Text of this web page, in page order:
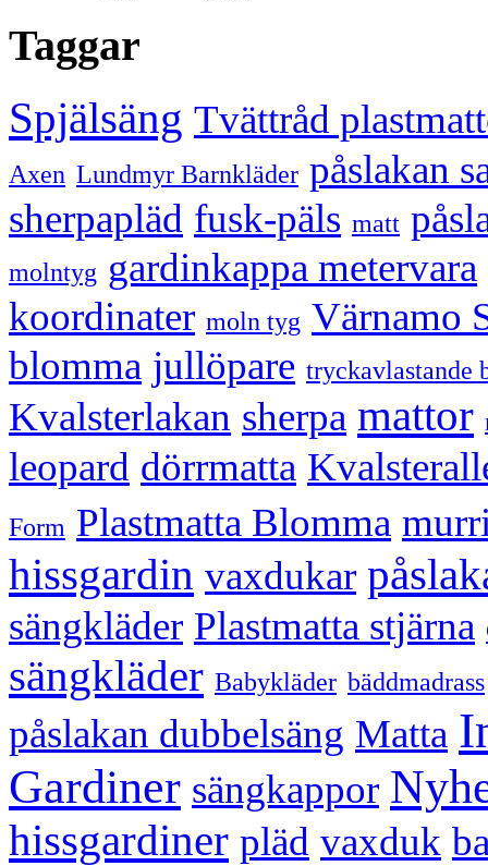
Taggar
Spjälsäng Tvättråd
Axen Lundmyr Barnkläder påslakan
sherpapläd fusk-päls matt
molntyg gardinkappa metervara
koordinater moln tyg Värnamo
blomma jullöpare tryckavlastande
Kvalsterlakan sherpa mattor
leopard dörrmatta
Form Plastmatta Blomma
hissgardin vaxdukar
sängkläder Plastmatta stjärna
sängkläder Babykläder bäddmadrass
påslakan dubbelsäng Matta
Gardiner sängkappor
hissgardiner pläd vaxduk